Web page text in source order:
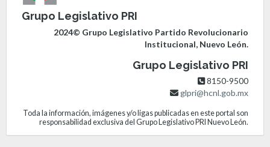
Grupo Legislativo PRI
2024© Grupo Legislativo Partido Revolucionario
Institucional, Nuevo León.
Grupo Legislativo PRI
8150-9500
glpri@hcnl.gob.mx
Toda la información, imágenes y/o ligas publicadas en este portal son
responsabilidad exclusiva del Grupo Legislativo PRI Nuevo León.